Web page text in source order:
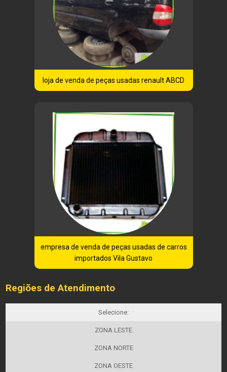
loja de venda de peças usadas renault ABCD
empresa de venda de peças usadas de carros
importados Vila Gustavo
Regiões de Atendimento
Selecione:
ZONA LESTE
ZONA NORTE
ZONA OESTE